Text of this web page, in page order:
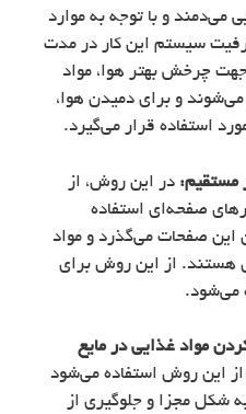
می‌دمند و با توجه به موارد
سیستم این کار در مدت
چرخش بهتر هوا، مواد
و برای دمیدن هوا،
استفاده قرار می‌گیرد.
در این روش، از
صفحه‌ای استفاده
این صفحات می‌گذرد و مواد
هستند. از این روش برای
می‌شود.
مواد غذایی در مایع
از این روش استفاده می‌شود
شکل مجزا و جلوگیری از